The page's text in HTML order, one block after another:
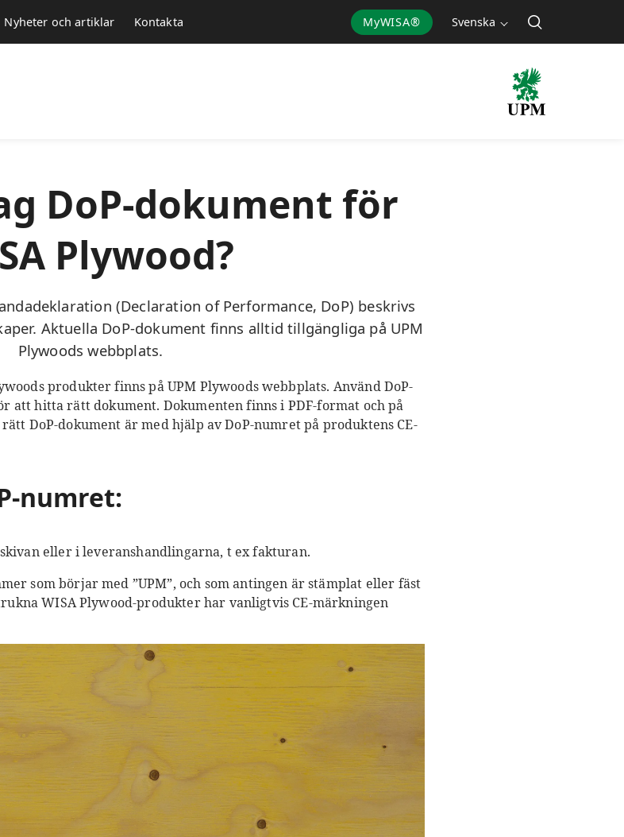
MyWISA® Svenska
Nyheter och artiklar Kontakta
DoP-dokument för
Plywood?
(Declaration of Performance, DoP) beskrivs
Aktuella DoP-dokument finns alltid tillgängliga på UPM
Plywoods webbplats.
produkter finns på UPM Plywoods webbplats. Använd DoP-
att hitta rätt dokument. Dokumenten finns i PDF-format och på
DoP-dokument är med hjälp av DoP-numret på produktens CE-
numret:
eller i leveranshandlingarna, t ex fakturan.
som börjar med ”UPM”, och som antingen är stämplat eller fäst
WISA Plywood-produkter har vanligtvis CE-märkningen